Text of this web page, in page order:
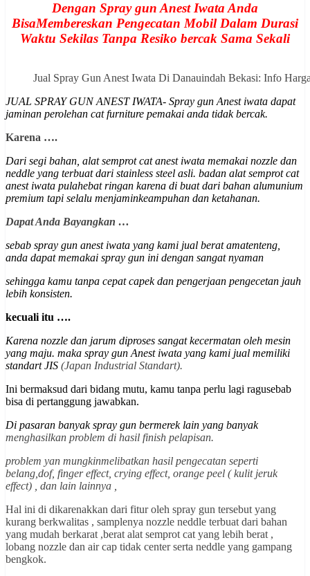
Dengan Spray gun Anest Iwata Anda
BisaMembereskan Pengecatan Mobil Dalam Durasi
Waktu Sekilas Tanpa Resiko bercak Sama Sekali
Jual Spray Gun Anest Iwata Di Danauindah Bekasi: Info
JUAL SPRAY GUN ANEST IWATA- Spray gun Anest iwata dapat
jaminan perolehan cat furniture pemakai anda tidak bercak.
Karena ….
Dari segi bahan, alat semprot cat anest iwata memakai nozzle dan
neddle yang terbuat dari stainless steel asli. badan alat semprot cat
anest iwata pulahebat ringan karena di buat dari bahan alumunium
premium tapi selalu menjaminkeampuhan dan ketahanan.
Dapat Anda Bayangkan …
sebab spray gun anest iwata yang kami jual berat amatenteng,
anda dapat memakai spray gun ini dengan sangat nyaman
sehingga kamu tanpa cepat capek dan pengerjaan pengecetan jauh
lebih konsisten.
kecuali itu ….
Karena nozzle dan jarum diproses sangat kecermatan oleh mesin
yang maju. maka spray gun Anest iwata yang kami jual memiliki
standart JIS (Japan Industrial Standart).
Ini bermaksud dari bidang mutu, kamu tanpa perlu lagi ragusebab
bisa di pertanggung jawabkan.
Di pasaran banyak spray gun bermerek lain yang banyak
menghasilkan problem di hasil finish pelapisan.
problem yan mungkinmelibatkan hasil pengecatan seperti
belang,dof, finger effect, crying effect, orange peel ( kulit jeruk
effect) , dan lain lainnya ,
Hal ini di dikarenakkan dari fitur oleh spray gun tersebut yang
kurang berkwalitas , samplenya nozzle neddle terbuat dari bahan
yang mudah berkarat ,berat alat semprot cat yang lebih berat ,
lobang nozzle dan air cap tidak center serta neddle yang gampang
bengkok.